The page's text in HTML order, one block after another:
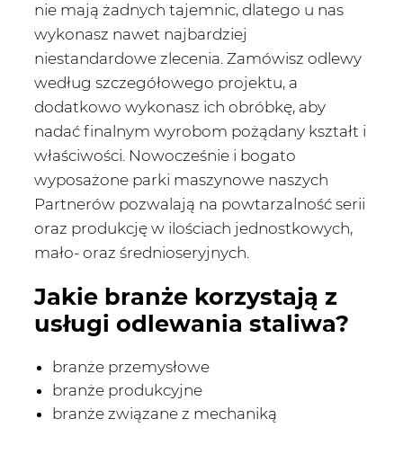
nie mają żadnych tajemnic, dlatego u nas
wykonasz nawet najbardziej
niestandardowe zlecenia. Zamówisz odlewy
według szczegółowego projektu, a
dodatkowo wykonasz ich obróbkę, aby
nadać finalnym wyrobom pożądany kształt i
właściwości. Nowocześnie i bogato
wyposażone parki maszynowe naszych
Partnerów pozwalają na powtarzalność serii
oraz produkcję w ilościach jednostkowych,
mało- oraz średnioseryjnych.
Jakie branże korzystają z
usługi odlewania staliwa?
branże przemysłowe
branże produkcyjne
branże związane z mechaniką